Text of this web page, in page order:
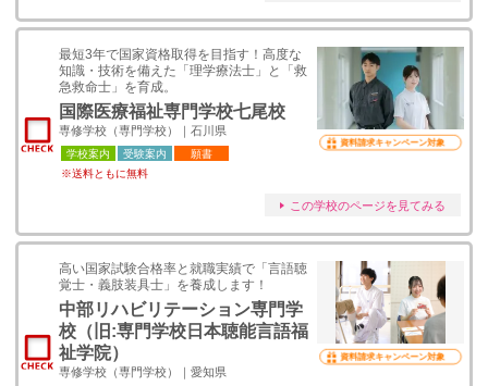
最短3年で国家資格取得を目指す！高度な
知識・技術を備えた「理学療法士」と「救
急救命士」を育成。
国際医療福祉専門学校七尾校
専修学校（専門学校）｜石川県
学校案内 受験案内
願書
※送料ともに無料
資料請求キャンペーン対象
この学校のページを見てみる
高い国家試験合格率と就職実績で「言語聴
覚士・義肢装具士」を養成します！
中部リハビリテーション専門学
校（旧:専門学校日本聴能言語福
祉学院）
専修学校（専門学校）｜愛知県
資料請求キャンペーン対象